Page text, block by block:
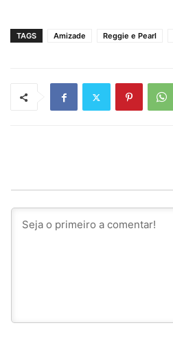
TAGS Amizade Reggie e Pearl